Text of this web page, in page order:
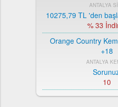
ANTALYA
10275,79 TL 'den
% 33
Orange Country
+18
ANTALYA
10
ROYAL ASARLIK